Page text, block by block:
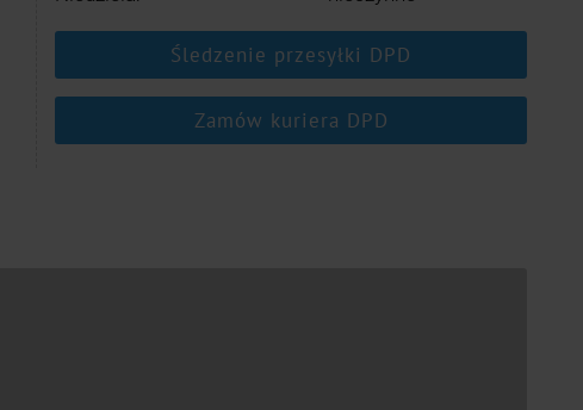
Śledzenie przesyłki DPD
Zamów kuriera DPD